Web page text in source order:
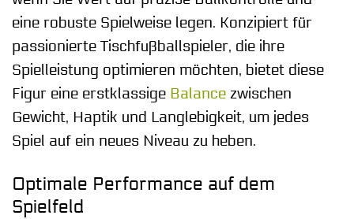
eine robuste Spielweise legen. Konzipiert für
passionierte Tischfußballspieler, die ihre
Spielleistung optimieren möchten, bietet diese
Figur eine erstklassige Balance zwischen
Gewicht, Haptik und Langlebigkeit, um jedes
Spiel auf ein neues Niveau zu heben.
Optimale Performance auf dem
Spielfeld